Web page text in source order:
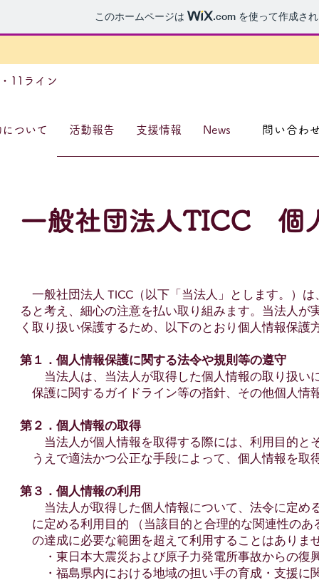
このホームページは .com を使って作成さ
11ライン
ついて 活動報告 支援情報 News 問い合わ
一般社団法人TICC
一般社団法人 TICC（以下「当法人」とします。）
ると考え、細心の注意を払い取り組みます。当法人
く取り扱い保護するため、以下のとおり個人情報保護
第１．個人情報保護に関する法令や規則等の遵守
当法人は、当法人が取得した個人情報の取り扱い
保護に関するガイドライン等の指針、その他個人情
第２．個人情報の取得
当法人が個人情報を取得する際には、利用目的と
うえで適法かつ公正な手段によって、個人情報を取
第３．個人情報の利用
当法人が取得した個人情報について、法令に定め
に定める利用目的 （当該目的と合理的な関連性の
の達成に必要な範囲を超えて利用することはありま
・東日本大震災および原子力発電所事故からの復
・福島県内における地域の担い手の育成・支援に